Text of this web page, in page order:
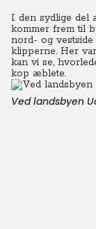
I den sydlige del
kommer frem til
nord- og
klipperne. Her
kan vi se,
kop æblete.
Ved landsbyen